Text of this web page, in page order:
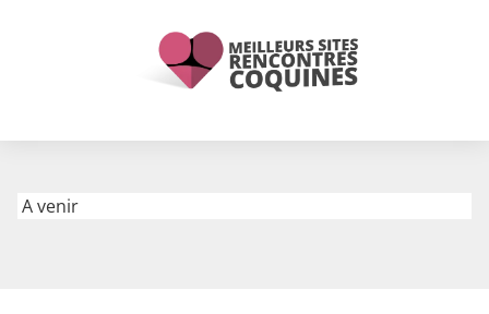
A venir